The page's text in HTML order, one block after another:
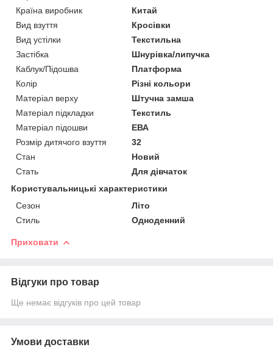
Країна виробник
Китай
Вид взуття
Кросівки
Вид устілки
Текстильна
Застібка
Шнурівка/липучка
Каблук/Підошва
Платформа
Колір
Різні кольори
Матеріал верху
Штучна замша
Матеріал підкладки
Текстиль
Матеріал підошви
ЕВА
Розмір дитячого взуття
32
Стан
Новий
Стать
Для дівчаток
Користувальницькі характеристики
Сезон
Літо
Стиль
Одноденний
Приховати
Відгуки про товар
Ще немає відгуків про цей товар
Умови доставки